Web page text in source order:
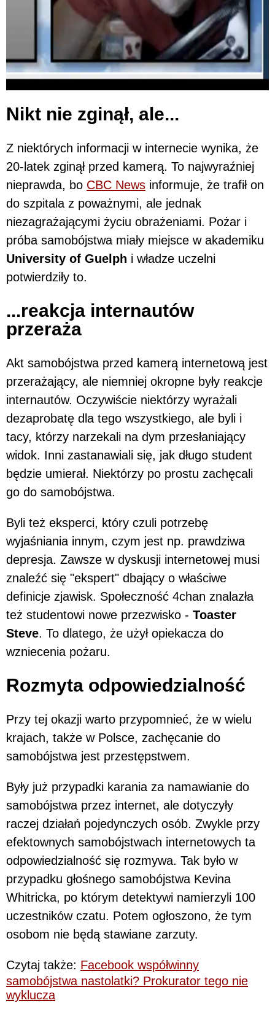
Nikt nie zginął, ale...
Z niektórych informacji w internecie wynika, że
20-latek zginął przed kamerą. To najwyraźniej
nieprawda, bo CBC News informuje, że trafił on
do szpitala z poważnymi, ale jednak
niezagrażającymi życiu obrażeniami. Pożar i
próba samobójstwa miały miejsce w akademiku
University of Guelph i władze uczelni
potwierdziły to.
...reakcja internautów
przeraża
Akt samobójstwa przed kamerą internetową jest
przerażający, ale niemniej okropne były reakcje
internautów. Oczywiście niektórzy wyrażali
dezaprobatę dla tego wszystkiego, ale byli i
tacy, którzy narzekali na dym przesłaniający
widok. Inni zastanawiali się, jak długo student
będzie umierał. Niektórzy po prostu zachęcali
go do samobójstwa.
Byli też eksperci, który czuli potrzebę
wyjaśniania innym, czym jest np. prawdziwa
depresja. Zawsze w dyskusji internetowej musi
znaleźć się "ekspert" dbający o właściwe
definicje zjawisk. Społeczność 4chan znalazła
też studentowi nowe przezwisko - Toaster
Steve. To dlatego, że użył opiekacza do
wzniecenia pożaru.
Rozmyta odpowiedzialność
Przy tej okazji warto przypomnieć, że w wielu
krajach, także w Polsce, zachęcanie do
samobójstwa jest przestępstwem.
Były już przypadki karania za namawianie do
samobójstwa przez internet, ale dotyczyły
raczej działań pojedynczych osób. Zwykle przy
efektownych samobójstwach internetowych ta
odpowiedzialność się rozmywa. Tak było w
przypadku głośnego samobójstwa Kevina
Whitricka, po którym detektywi namierzyli 100
uczestników czatu. Potem ogłoszono, że tym
osobom nie będą stawiane zarzuty.
Czytaj także: Facebook współwinny
samobójstwa nastolatki? Prokurator tego nie
wyklucza